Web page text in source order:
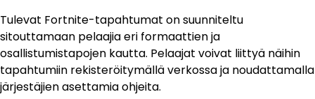
Tulevat Fortnite-tapahtumat on suunniteltu
sitouttamaan pelaajia eri formaattien ja
osallistumistapojen kautta. Pelaajat voivat liittyä näihin
tapahtumiin rekisteröitymällä verkossa ja noudattamalla
järjestäjien asettamia ohjeita.